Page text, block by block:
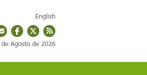
English
de Agosto de 2026